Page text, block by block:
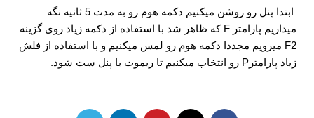
ابتدا پنل رو روشن میکنیم دکمه هوم رو به مدت 5 ثانیه نگه
میداریم پارامتر F که ظاهر شد با استفاده از دکمه زیاد روی گزینه
F2 میرویم مجددا دکمه هوم رو لمس میکنیم و با استفاده از فلش
زیاد پارامترP رو انتخاب میکنیم تا ریموت با پنل ست شود.